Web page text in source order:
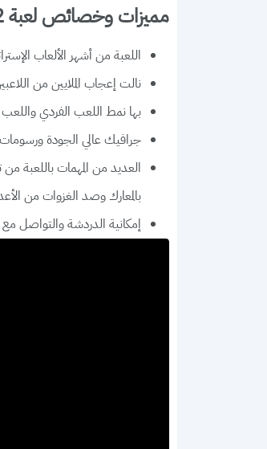
مميزات وخصائص لعبة Rise of Kingdoms 2022
اللعبة من أشهر الألعاب
نالت إعجاب الملايين من
بها نمط اللعب الفردي
جرافيك عالي الجودة ورسومات ثلاثية
العديد من المهمات باللعبة
بالمعارك وصد الغزوات من
إمكانية الدردشة والتواصل